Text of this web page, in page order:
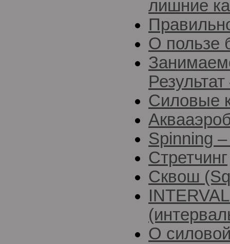
лишние
О пользе
Силовые
Spinning
Стретчинг
Сквош
О